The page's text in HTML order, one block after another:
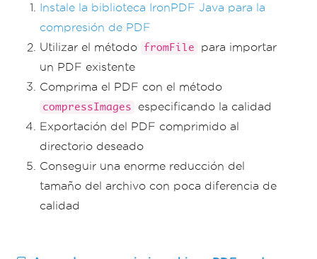
Instale la biblioteca IronPDF Java para la
compresión de PDF
Utilizar el método
fromFile
para importar
un PDF existente
Comprima el PDF con el método
compressImages
especificando la calidad
Exportación del PDF comprimido al
directorio deseado
Conseguir una enorme reducción del
tamaño del archivo con poca diferencia de
calidad